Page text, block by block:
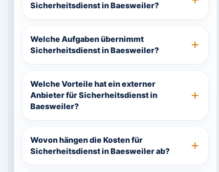
Sicherheitsdienst in Baesweiler?
Welche Aufgaben übernimmt
Sicherheitsdienst in Baesweiler?
Welche Vorteile hat ein externer
Anbieter für Sicherheitsdienst in
Baesweiler?
Wovon hängen die Kosten für
Sicherheitsdienst in Baesweiler ab?